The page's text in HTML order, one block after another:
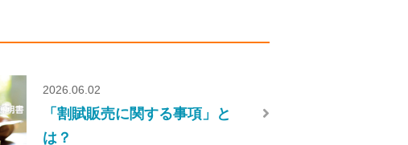
2026.06.02
「割賦販売に関する事項」と
は？